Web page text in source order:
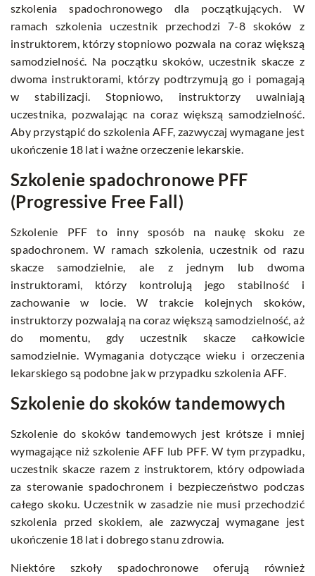
szkolenia spadochronowego dla początkujących. W
ramach szkolenia uczestnik przechodzi 7-8 skoków z
instruktorem, którzy stopniowo pozwala na coraz większą
samodzielność. Na początku skoków, uczestnik skacze z
dwoma instruktorami, którzy podtrzymują go i pomagają
w stabilizacji. Stopniowo, instruktorzy uwalniają
uczestnika, pozwalając na coraz większą samodzielność.
Aby przystąpić do szkolenia AFF, zazwyczaj wymagane jest
ukończenie 18 lat i ważne orzeczenie lekarskie.
Szkolenie spadochronowe PFF
(Progressive Free Fall)
Szkolenie PFF to inny sposób na naukę skoku ze
spadochronem. W ramach szkolenia, uczestnik od razu
skacze samodzielnie, ale z jednym lub dwoma
instruktorami, którzy kontrolują jego stabilność i
zachowanie w locie. W trakcie kolejnych skoków,
instruktorzy pozwalają na coraz większą samodzielność, aż
do momentu, gdy uczestnik skacze całkowicie
samodzielnie. Wymagania dotyczące wieku i orzeczenia
lekarskiego są podobne jak w przypadku szkolenia AFF.
Szkolenie do skoków tandemowych
Szkolenie do skoków tandemowych jest krótsze i mniej
wymagające niż szkolenie AFF lub PFF. W tym przypadku,
uczestnik skacze razem z instruktorem, który odpowiada
za sterowanie spadochronem i bezpieczeństwo podczas
całego skoku. Uczestnik w zasadzie nie musi przechodzić
szkolenia przed skokiem, ale zazwyczaj wymagane jest
ukończenie 18 lat i dobrego stanu zdrowia.
Niektóre szkoły spadochronowe oferują również